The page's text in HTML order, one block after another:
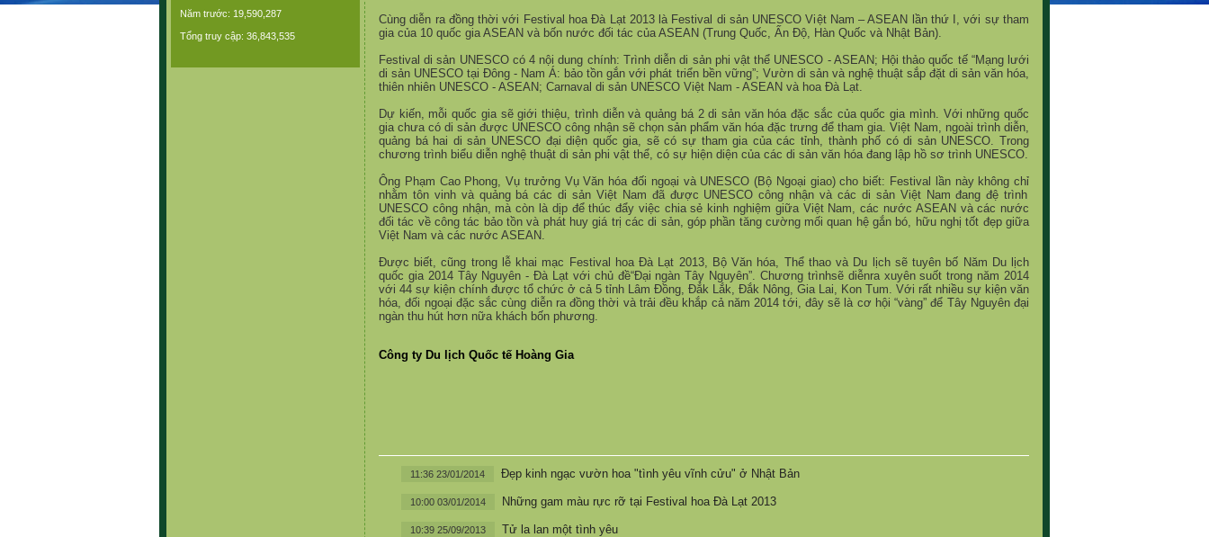
Năm trước: 19,590,287
Tổng truy cập: 36,843,535
Cùng diễn ra đồng thời với Festival hoa Đà L ạt 2013 là Festival di sản UNESCO Việt Nam – ASEAN l ần thứI, với sựtham
gia của 10 quốc gia ASEAN và bốn nước đối tác của ASEAN (Trung Quốc, Ấn Độ , Hàn Quốc và Nhật Bản).
Festival di sản UNESCO có 4 nội dung chính: Trình diễn di sản phi vật thể UNESCO - ASEAN; Hội thảo quốc tế“Mạng l ưới
di sản UNESCO tại Đông - Nam Á: bảo tồn gắn với phát triển bền vững”; Vườn di sản và nghệthuật sắp đặt di sản văn hóa,
thiên nhiên UNESCO - ASEAN; Carnaval di sản UNESCO Việt Nam - ASEAN và hoa Đà L ạt.
Dự kiến, mỗi quốc gia sẽgiới thiệu, trình diễn và quảng bá 2 di sản văn hóa đặc sắc của quốc gia mình. Với những quốc
gia chưa có di sản được UNESCO công nhận sẽ chọn sản phẩm văn hóa đặc trưng để tham gia. Việt Nam, ngoài trình diễn,
quảng bá hai di sản UNESCO đại diện quốc gia, sẽcó sự tham gia của các tỉnh, thành phố có di sản UNESCO. Trong
chương trình biểu diễn nghệ thuật di sản phi vật thể , có sự hiện diện của các di sản văn hóa đang l ập hồ sơ trình UNESCO.
Ông Phạm Cao Phong, Vụ trưởng VụVăn hóa đối ngoại và UNESCO (Bộ Ngoại giao) cho biết: Festival l ần này không chỉ
nhằm tôn vinh và quảng bá các di sản Việt Nam đã được UNESCO công nhận và các di sản Việt Nam đang đệ trình
UNESCO công nhận, mà còn là dịp đểthúc đẩy việc chia sẻ kinh nghiệm giữa Việt Nam, các nước ASEAN và các nước
đối tác vềcông tác bảo tồn và phát huy giá trị các di sản, góp phần tăng cường mối quan hệgắn bó, hữu nghị tốt đẹp giữa
Việt Nam và các nước ASEAN.
Được biết, cũng trong l ễkhai mạc Festival hoa Đà Lạt 2013, BộVăn hóa, Thểthao và Du l ịch sẽtuyên bố Năm Du l ịch
quốc gia 2014 Tây Nguyên - Đà L ạt với chủđề“Đại ngàn Tây Nguyên”. Chương trìnhsẽdiễnra xuyên suốt trong năm 2014
với 44 sự kiện chính được tổ chức ở cả 5 tỉnh Lâm Đồng, Đắk L ắk, Đắk Nông, Gia Lai, Kon Tum. Với rất nhiều sự kiện văn
hóa, đối ngoại đặc sắc cùng diễn ra đồng thời và trải đều khắp cảnăm 2014 tới, đây sẽ là cơ hội “vàng” để Tây Nguyên đại
ngàn thu hút hơn nữa khách bốn phương.
Công ty Du lịch Quốc tế Hoàng Gia
11:36 23/01/2014 Đẹp kinh ngạc vườn hoa "tình yêu vĩnh cửu" ở Nhật Bản
10:00 03/01/2014 Những gam màu rực rỡ tại Festival hoa Đà Lạt 2013
10:39 25/09/2013 Tử la lan một tình yêu